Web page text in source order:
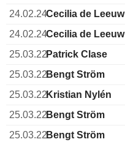
24.02.24Cecilia de Leeuw
24.02.24Cecilia de Leeuw
25.03.22Patrick Clase
25.03.22Bengt Ström
25.03.22Kristian Nylén
25.03.22Bengt Ström
25.03.22Bengt Ström